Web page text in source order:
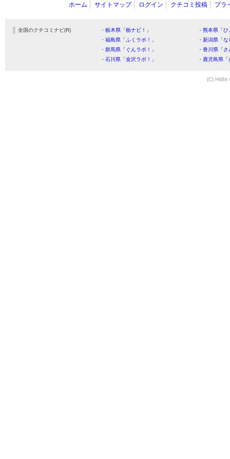
ホーム サイトマップ ログイン クチコミ投稿 プラ
全国のクチコミナビ(R) ・栃木県「栃ナビ！」
・熊本県「
・福島県「ふくラボ！」
・新潟県「
・群馬県「ぐんラボ！」
・香川県「
・石川県「金沢ラボ！」
・鹿児島県
(C) HitBit